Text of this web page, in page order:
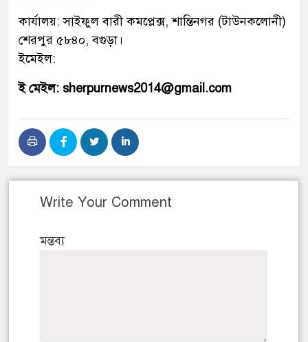
কার্যালয়: সাইফুল বারী কমপ্লেক্স, শান্তিনগর (টাউনকলোনী)
শেরপুর ৫৮৪০, বগুড়া।
ইমেইল:
ই মেইল: sherpurnews2014@gmail.com
Write Your Comment
মন্তব্য